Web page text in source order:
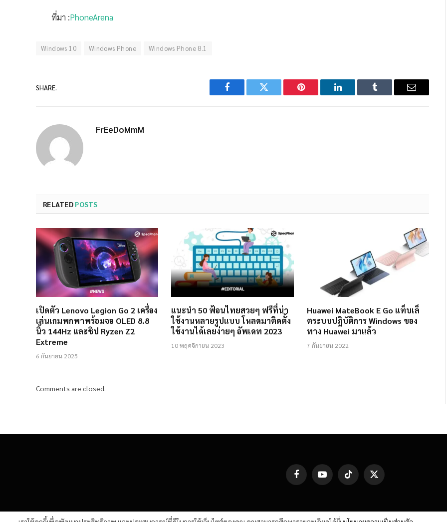
ที่มา :PhoneArena
Windows 10 Windows Phone Windows Phone 8.1
SHARE.
Facebook Twitter Pinterest LinkedIn Tumblr Email
FrEeDoMmM
RELATED POSTS
เปิดตัว Lenovo Legion Go 2 เครื่อง
เล่นเกมพกพาพร้อมจอ OLED 8.8
นิ้ว 144Hz และชิป Ryzen Z2
Extreme
6 กันยายน 2025
แนะนำ 50 ฟ้อนไทยสวยๆ ฟรีที่น่า
ใช้งานหลายรูปแบบ โหลดมาติดตั้ง
ใช้งานได้เลยง่ายๆ อัพเดท 2023
10 พฤศจิกายน 2023
Huawei MateBook E Go แท็บเล็
ตระบบปฏิบัติการ Windows ของ
ทาง Huawei มาแล้ว
7 กันยายน 2022
Comments are closed.
FacebookYouTube TikTok
X